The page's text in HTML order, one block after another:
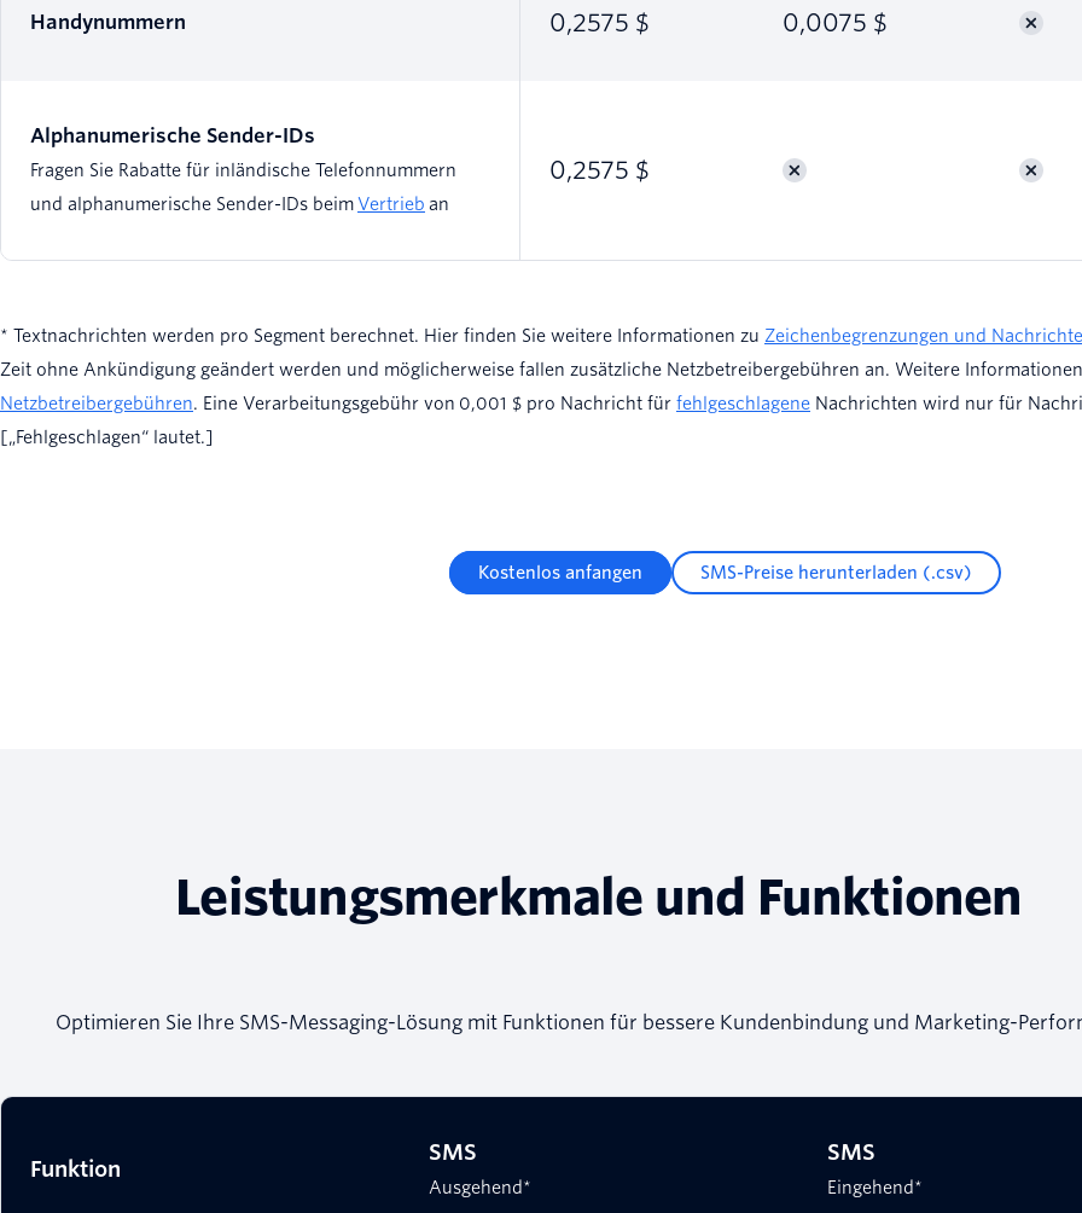
Handynummern 0,2575 $ 0,0075 $
Alphanumerische Sender-IDs
Fragen Sie Rabatte für inländische Telefonnummern
und alphanumerische Sender-IDs beimVertrieb an
0,2575 $
* Textnachrichten werden pro Segment berechnet. Hier finden Sie weitere Informationen zu Zeichenbegrenzungen und
Zeit ohne Ankündigung geändert werden und möglicherweise fallen zusätzliche Netzbetreibergebühren an. Weitere
Netzbetreibergebühren. Eine Verarbeitungsgebühr von 0,001 $ pro Nachricht für fehlgeschlagene Nachrichten wird nur für
[„Fehlgeschlagen“ lautet.]
Kostenlos anfangen SMS-Preise herunterladen (.csv)
Leistungsmerkmale und Funktionen
Optimieren Sie Ihre SMS-Messaging-Lösung mit Funktionen für bessere Kundenbindung und Marketing-
Funktion
SMS
Ausgehend*
SMS
Eingehend*